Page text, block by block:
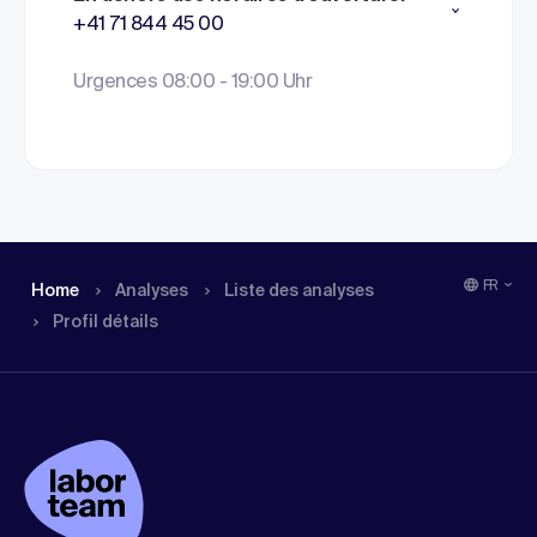
+41 71 844 45 00
Urgences 08:00 - 19:00 Uhr
Home Analyses
Liste des analyses
Profil détails
FR